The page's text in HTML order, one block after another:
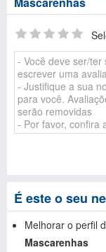
É este o seu
Melhorar o perfil
Mascarenhas